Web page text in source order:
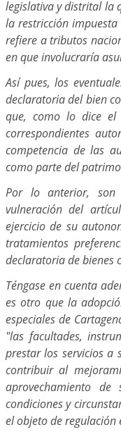
legislativa y distrital la
la restricción
refiere a tributos
en que involucraría
Así pues, los
declaratoria del bien
que, como lo dice el
correspondientes
competencia de las
como parte del
Por lo anterior, son
vulneración del
ejercicio de su
tratamientos
declaratoria de bienes
Téngase en cuenta
es otro que la
especiales de
"las facultades,
prestar los servicios
contribuir al
aprovechamiento
condiciones y
el objeto de